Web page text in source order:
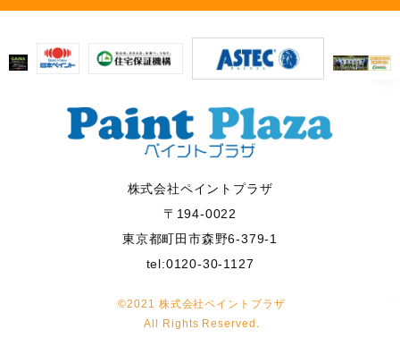
株式会社ペイントプラザ
〒194-0022
東京都町田市森野6-379-1
tel:0120-30-1127
©2021 株式会社ペイントプラザ
All Rights Reserved.